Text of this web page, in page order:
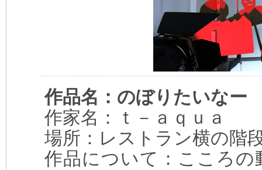
作品名：のぼりたいなー
作家名：ｔ－ａｑｕａ
場所：レストラン横の階
作品について：こころ